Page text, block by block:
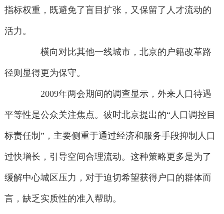
指标权重，既避免了盲目扩张，又保留了人才流动的
活力。
横向对比其他一线城市，北京的户籍改革路
径则显得更为保守。
2009年两会期间的调查显示，外来人口待遇
平等性是公众关注焦点。彼时北京提出的“人口调控目
标责任制”，主要侧重于通过经济和服务手段抑制人口
过快增长，引导空间合理流动。这种策略更多是为了
缓解中心城区压力，对于迫切希望获得户口的群体而
言，缺乏实质性的准入帮助。